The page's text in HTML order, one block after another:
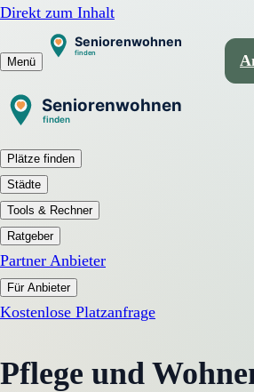
Direkt zum Inhalt
Menü
Plätze finden
Städte
Tools & Rechner
Ratgeber
Partner Anbieter
Für Anbieter
Kostenlose Platzanfrage
Pflege und